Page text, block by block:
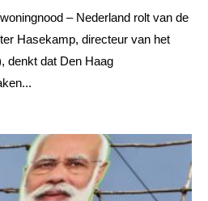
– Nederland rolt van de
Hasekamp, directeur van het
denkt dat Den Haag